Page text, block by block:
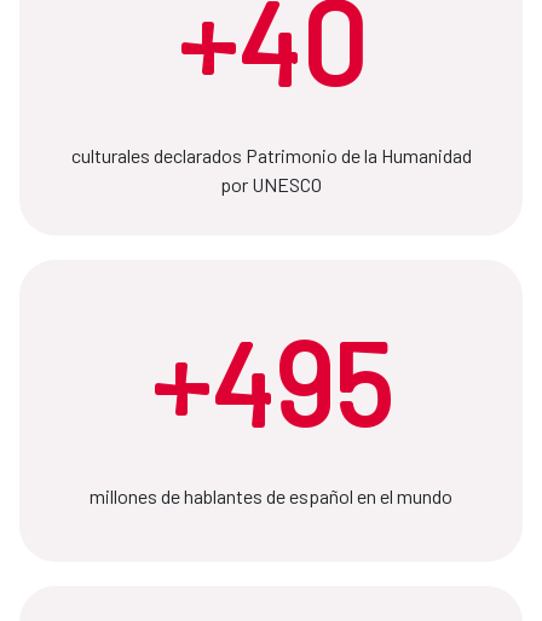
+40
culturales declarados Patrimonio de la Humanidad
por UNESCO
+495
millones de hablantes de español en el mundo